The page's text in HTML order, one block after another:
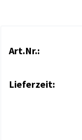
Art.Nr.:
Lieferzeit: